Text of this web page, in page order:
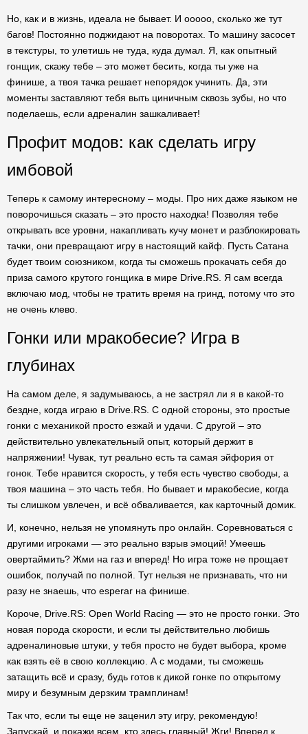
Но, как и в жизнь, идеала не бывает. И ооооо, сколько же тут
багов! Постоянно поджидают на поворотах. То машину засосет
в текстуры, то улетишь не туда, куда думал. Я, как опытный
гонщик, скажу тебе – это может бесить, когда ты уже на
финише, а твоя тачка решает непорядок учинить. Да, эти
моменты заставляют тебя выть циничным сквозь зубы, но что
поделаешь, если адреналин зашкаливает!
Профит модов: как сделать игру
имбовой
Теперь к самому интересному – моды. Про них даже языком не
поворочишься сказать – это просто находка! Позволяя тебе
открывать все уровни, накапливать кучу монет и разблокировать
тачки, они превращают игру в настоящий кайф. Пусть Сатана
будет твоим союзником, когда ты сможешь прокачать себя до
приза самого крутого гонщика в мире Drive.RS. Я сам всегда
включаю мод, чтобы не тратить время на гринд, потому что это
не очень клево.
Гонки или мракобесие? Игра в
глубинах
На самом деле, я задумываюсь, а не застрял ли я в какой-то
бездне, когда играю в Drive.RS. С одной стороны, это простые
гонки с механикой просто езжай и удачи. С другой – это
действительно увлекательный опыт, который держит в
напряжении! Чувак, тут реально есть та самая эйфория от
гонок. Тебе нравится скорость, у тебя есть чувство свободы, а
твоя машина – это часть тебя. Но бывает и мракобесие, когда
ты слишком увлечен, и всё обваливается, как карточный домик.
И, конечно, нельзя не упомянуть про онлайн. Соревноваться с
другими игроками — это реально взрыв эмоций! Умеешь
овертаймить? Жми на газ и вперед! Но игра тоже не прощает
ошибок, получай по полной. Тут нельзя не признавать, что ни
разу не знаешь, что esperar на финише.
Короче, Drive.RS: Open World Racing — это не просто гонки. Это
новая порода скорости, и если ты действительно любишь
адреналиновые штуки, у тебя просто не будет выбора, кроме
как взять её в свою коллекцию. А с модами, ты сможешь
затащить всё и сразу, будь готов к дикой гонке по открытому
миру и безумным дерзким трамплинам!
Так что, если ты еще не заценил эту игру, рекомендую!
Запускай, и покажи всем, кто здесь главный! Жги! Вперед к